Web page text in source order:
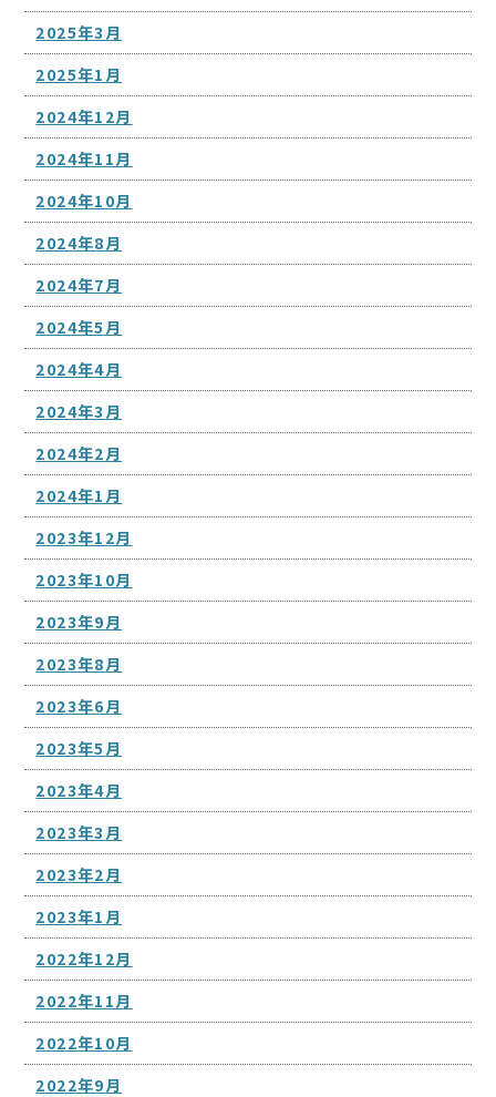
2025年3月
2025年1月
2024年12月
2024年11月
2024年10月
2024年8月
2024年7月
2024年5月
2024年4月
2024年3月
2024年2月
2024年1月
2023年12月
2023年10月
2023年9月
2023年8月
2023年6月
2023年5月
2023年4月
2023年3月
2023年2月
2023年1月
2022年12月
2022年11月
2022年10月
2022年9月